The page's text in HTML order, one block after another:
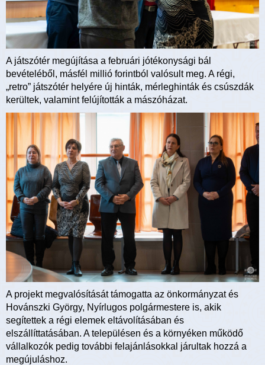
A játszótér megújítása a februári jótékonysági bál
bevételéből, másfél millió forintból valósult meg. A régi,
„retro” játszótér helyére új hinták, mérleghinták és csúszdák
kerültek, valamint felújították a mászóházat.
A projekt megvalósítását támogatta az önkormányzat és
Hovánszki György, Nyírlugos polgármestere is, akik
segítettek a régi elemek eltávolításában és
elszállíttatásában. A településen és a környéken működő
vállalkozók pedig további felajánlásokkal járultak hozzá a
megújuláshoz.